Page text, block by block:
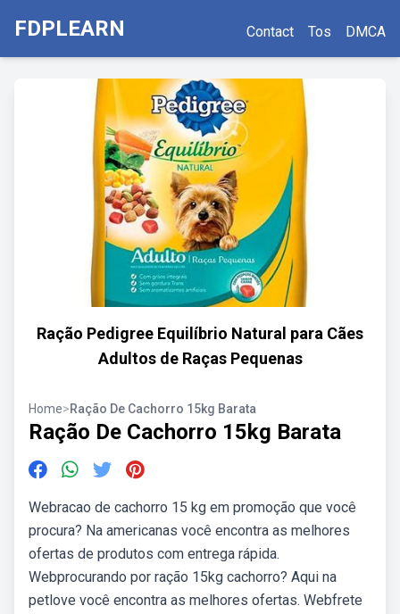
FDPLEARN Contact Tos DMCA
Ração Pedigree Equilíbrio Natural para Cães
Adultos de Raças Pequenas
Home>Ração De Cachorro 15kg Barata
Ração De Cachorro 15kg Barata
Webracao de cachorro 15 kg em promoção que você
procura? Na americanas você encontra as melhores
ofertas de produtos com entrega rápida.
Webprocurando por ração 15kg cachorro? Aqui na
petlove você encontra as melhores ofertas. Webfrete